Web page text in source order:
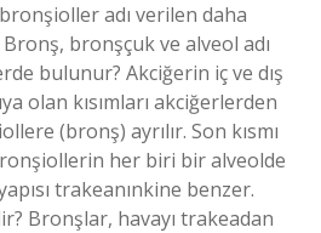
adı verilen daha
bronşçuk ve alveol adı
bulunur? Akciğerin iç ve dış
olan kısımları akciğerlerden
(bronş) ayrılır. Son kısmı
her biri bir alveolde
trakeanınkine benzer.
Bronşlar, havayı trakeadan